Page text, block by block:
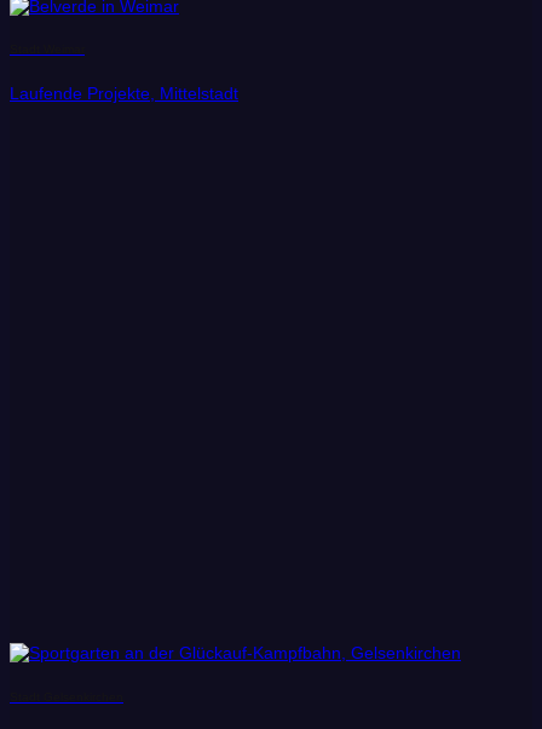
Laufende Projekte, Mittelstadt